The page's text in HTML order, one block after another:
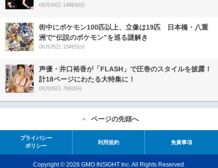
08月04日 14時00分
街中にポケモン100匹以上、立像は19匹 日本橋・八重
洲で“伝説のポケモン”を巡る謎解き
08月05日 15時55分
声優・井口裕香が「FLASH」で圧巻のスタイルを披露！
計18ページにわたる大特集に！
08月05日 7時00分
ページの先頭へ
プライバシー
ポリシー
利用規約 免責事項
Copyright © 2026 GMO INSIGHT Inc. All Rights Reserved.